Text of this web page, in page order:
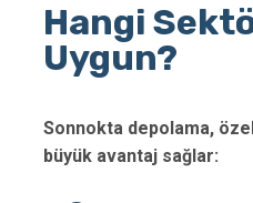
Hangi
Uygun?
Sonnokta depolama,
büyük avantaj sağlar: